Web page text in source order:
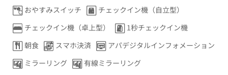
おやすみスイッチ
チェックイン機（自立型）
チェックイン機（卓上型）
1秒チェックイン機
朝食
スマホ決済
アパデジタルインフォメーション
ミラーリング
有線ミラーリング